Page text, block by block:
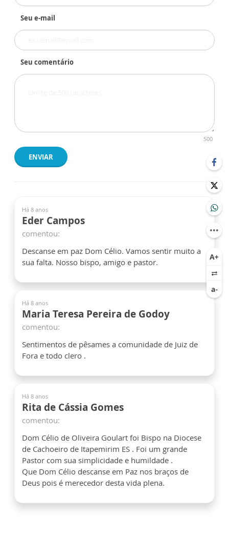
Seu e-mail
Seu comentário
500
ENVIAR
Há 8 anos
Eder Campos
comentou:
Descanse em paz Dom Célio. Vamos sentir muito a
sua falta. Nosso bispo, amigo e pastor.
Há 8 anos
Maria Teresa Pereira de Godoy
comentou:
Sentimentos de pêsames a comunidade de Juiz de
Fora e todo clero .
Há 8 anos
Rita de Cássia Gomes
comentou:
Dom Célio de Oliveira Goulart foi Bispo na Diocese
de Cachoeiro de Itapemirim ES . Foi um grande
Pastor com sua simplicidade e humildade .
Que Dom Célio descanse em Paz nos braços de
Deus pois é merecedor desta vida plena.